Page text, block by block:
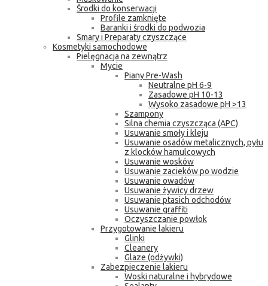
Środki do konserwacji
Profile zamknięte
Baranki i środki do podwozia
Smary i Preparaty czyszczące
Kosmetyki samochodowe
Pielęgnacja na zewnątrz
Mycie
Piany Pre-Wash
Neutralne pH 6-9
Zasadowe pH 10-13
Wysoko zasadowe pH >13
Szampony
Silna chemia czyszcząca (APC)
Usuwanie smoły i kleju
Usuwanie osadów metalicznych, pyłu
z klocków hamulcowych
Usuwanie wosków
Usuwanie zacieków po wodzie
Usuwanie owadów
Usuwanie żywicy drzew
Usuwanie ptasich odchodów
Usuwanie graffiti
Oczyszczanie powłok
Przygotowanie lakieru
Glinki
Cleanery
Glaze (odżywki)
Zabezpieczenie lakieru
Woski naturalne i hybrydowe